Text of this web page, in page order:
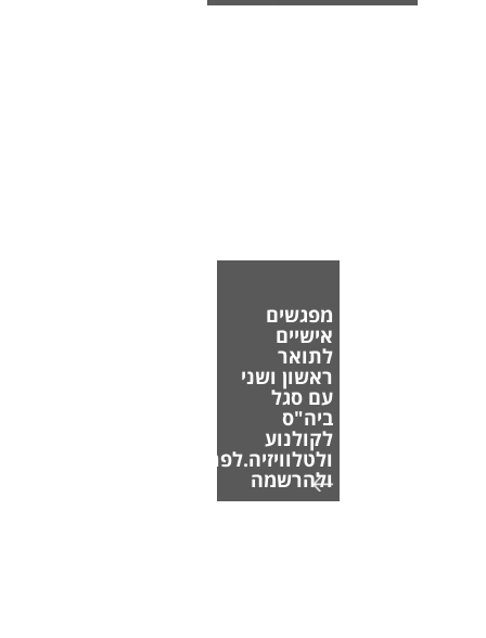
מפגשים
אישיים
לתואר
ראשון ושני
עם סגל
ביה"ס
לקולנוע
ולטלוויזיה.לפרטים
ולהרשמה